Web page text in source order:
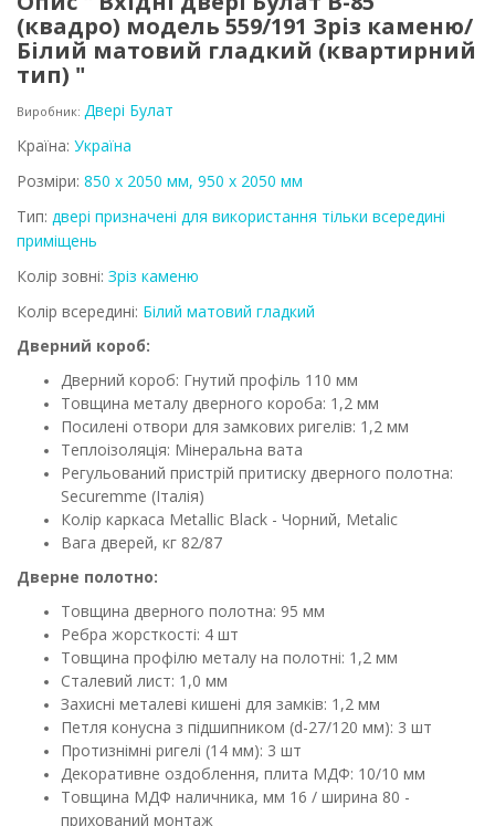
(квадро) модель 559/191 Зріз каменю/
Білий матовий гладкий (квартирний
тип) "
Виробник: Двері Булат
Країна: Україна
Розміри: 850 х 2050 мм, 950 х 2050 мм
Тип: двері призначені для використання тільки всередині
приміщень
Колір зовні: Зріз каменю
Колір всередині: Білий матовий гладкий
Дверний короб:
Дверний короб: Гнутий профіль 110 мм
Товщина металу дверного короба: 1,2 мм
Посилені отвори для замкових ригелів: 1,2 мм
Теплоізоляція: Мінеральна вата
Регульований пристрій притиску дверного полотна:
Securemme (Італія)
Колір каркаса Metallic Black - Чорний, Metalic
Вага дверей, кг 82/87
Дверне полотно:
Товщина дверного полотна: 95 мм
Ребра жорсткості: 4 шт
Товщина профілю металу на полотні: 1,2 мм
Сталевий лист: 1,0 мм
Захисні металеві кишені для замків: 1,2 мм
Петля конусна з підшипником (d-27/120 мм): 3 шт
Протизнімні ригелі (14 мм): 3 шт
Декоративне оздоблення, плита МДФ: 10/10 мм
Товщина МДФ наличника, мм 16 / ширина 80 -
прихований монтаж